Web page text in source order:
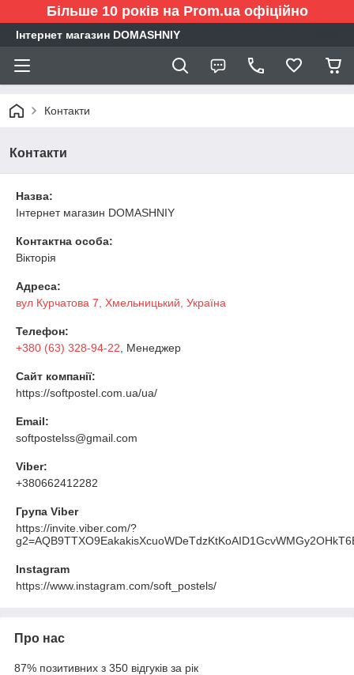
Більше 10 років на Prom.ua офіційно
Інтернет магазин DOMASHNIY
Контакти
Контакти
Назва:
Інтернет магазин DOMASHNIY
Контактна особа:
Вікторія
Адреса:
вул Курчатова 7, Хмельницький, Україна
Телефон:
+380 (63) 328-94-22 , Менеджер
Сайт компанії:
https://softpostel.com.ua/ua/
Email:
softpostelss@gmail.com
Viber:
+380662412282
Група Viber
https://invite.viber.com/?
Instagram
https://www.instagram.com/soft_postels/
Про нас
87% позитивних з 350 відгуків за рік